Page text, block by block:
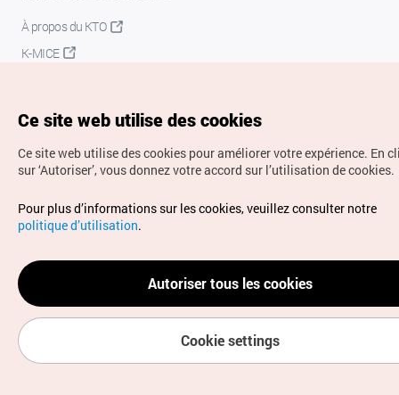
À propos du KTO
K-MICE
Droits d’auteur (c) Office National du Tourisme en Corée.
Tous droits réservés.
Pour les rapports d'erreurs et demandes de renseignements,
adressez vos demandes à
info.ontc@gmail.com
Ce site web utilise des cookies
Ce site web utilise des cookies pour améliorer votre expérience. En
sur ‘Autoriser’, vous donnez votre accord sur l’utilisation de cookies.
Pour plus d’informations sur les cookies, veuillez consulter notre
politique d’utilisation.
Autoriser tous les cookies
Cookie settings